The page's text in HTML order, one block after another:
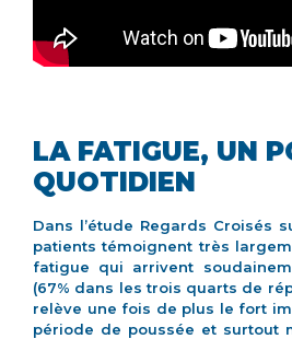
LA FATIGUE, UN
QUOTIDIEN
Dans l’étude Regards Croisés
patients témoignent très
fatigue qui arrivent
(67% dans les trois quarts de
relève une fois de plus le fort
période de poussée et surtout